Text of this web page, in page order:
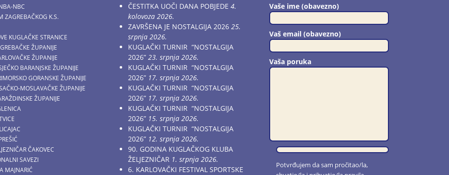
NBC
ZAGREBAČKOG K.S.
KUGLAČKE STRANICE
ŽUPANIJE
ŽUPANIJE
BARANJSKE ŽUPANIJE
GORANSKE ŽUPANIJE
MOSLAVAČKE ŽUPANIJE
ŽUPANIJE
ČAKOVEC
SAVEZI
MAJNARIĆ
ČESTITKA UOČI DANA POBJEDE 4.
kolovoza 2026.
ZAVRŠENA JE NOSTALGIJA 2026 25.
srpnja 2026.
KUGLAČKI TURNIR “NOSTALGIJA
2026” 23. srpnja 2026.
KUGLAČKI TURNIR “NOSTALGIJA
2026” 17. srpnja 2026.
KUGLAČKI TURNIR “NOSTALGIJA
2026” 17. srpnja 2026.
KUGLAČKI TURNIR “NOSTALGIJA
2026” 15. srpnja 2026.
KUGLAČKI TURNIR “NOSTALGIJA
2026” 12. srpnja 2026.
90. GODINA KUGLAČKOG KLUBA
ŽELJEZNIČAR 1. srpnja 2026.
6. KARLOVAČKI FESTIVAL SPORTSKE
Vaše ime (obavezno)
Vaš email (obavezno)
Vaša poruka
Potvrđujem da sam pročitao/la,